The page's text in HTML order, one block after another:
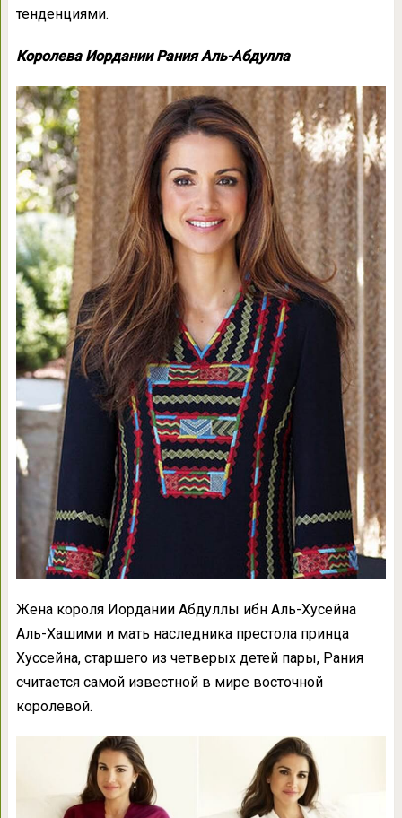
тенденциями.
Королева Иордании Рания Аль-Абдулла
Жена короля Иордании Абдуллы ибн Аль-Хусейна
Аль-Хашими и мать наследника престола принца
Хуссейна, старшего из четверых детей пары, Рания
считается самой известной в мире восточной
королевой.